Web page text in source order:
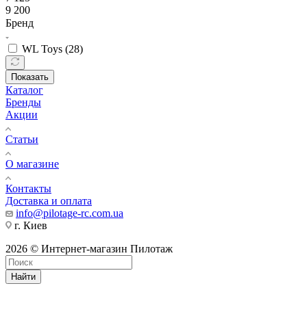
9 200
Бренд
WL Toys (28)
Показать
Каталог
Бренды
Акции
Статьи
О магазине
Контакты
Доставка и оплата
info@pilotage-rc.com.ua
г. Киев
2026 © Интернет-магазин Пилотаж
Найти